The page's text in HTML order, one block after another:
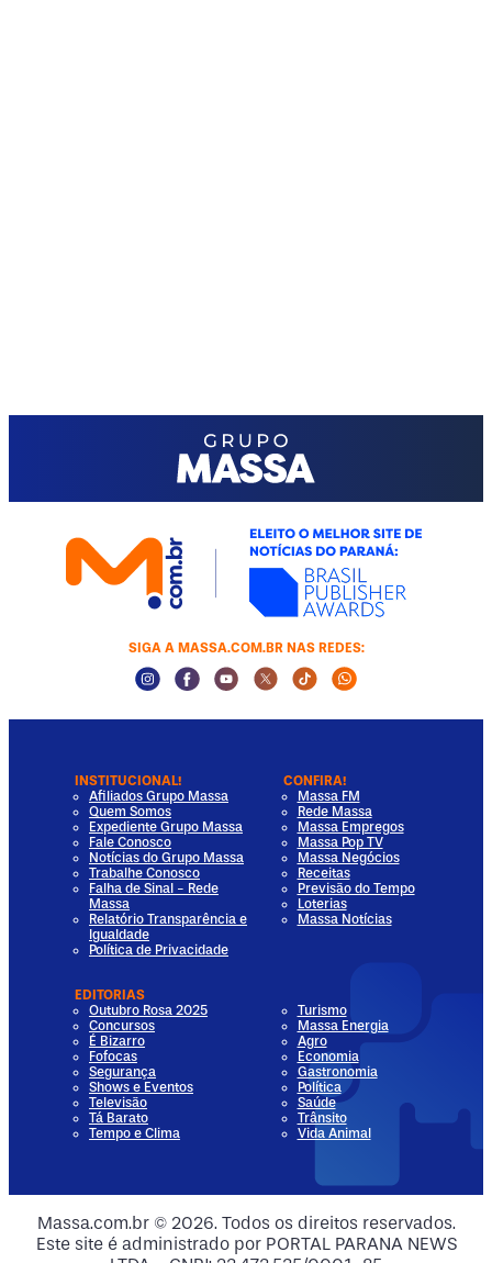
Media
Media
Media
SIGA A MASSA.COM.BR NAS REDES:
Instagram Social Media
Facebook Social Media
Youtube Social Media
Twitter Social Media
Tiktok Social Media
Whatsapp
INSTITUCIONAL!
Afiliados Grupo Massa
Quem Somos
Expediente Grupo Massa
Fale Conosco
Notícias do Grupo Massa
Trabalhe Conosco
Falha de Sinal - Rede
Massa
Relatório Transparência e
Igualdade
Política de Privacidade
CONFIRA!
Massa FM
Rede Massa
Massa Empregos
Massa Pop TV
Massa Negócios
Receitas
Previsão do Tempo
Loterias
Massa Notícias
EDITORIAS
Outubro Rosa 2025
Concursos
É Bizarro
Fofocas
Segurança
Shows e Eventos
Televisão
Tá Barato
Tempo e Clima
Turismo
Massa Energia
Agro
Economia
Gastronomia
Política
Saúde
Trânsito
Vida Animal
Massa.com.br © 2026. Todos os direitos reservados.
Este site é administrado por PORTAL PARANA NEWS